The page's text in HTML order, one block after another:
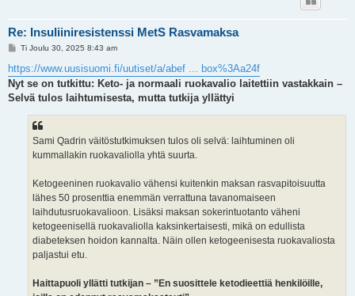
Re: Insuliiniresistenssi MetS Rasvamaksa
V
e
s
t
i
Ti Joulu 30, 2025 8:43 am
https://www.uusisuomi.fi/uutiset/a/abef ... box%3Aa24f
Nyt se on tutkittu: Keto- ja normaali ruokavalio laitettiin vastakkain –
Selvä tulos laihtumisesta, mutta tutkija yllättyi
Sami Qadrin väitöstutkimuksen tulos oli selvä: laihtuminen oli
kummallakin ruokavaliolla yhtä suurta.
Ketogeeninen ruokavalio vähensi kuitenkin maksan rasvapitoisuutta
lähes 50 prosenttia enemmän verrattuna tavanomaiseen
laihdutusruokavalioon. Lisäksi maksan sokerintuotanto väheni
ketogeenisellä ruokavaliolla kaksinkertaisesti, mikä on edullista
diabeteksen hoidon kannalta. Näin ollen ketogeenisesta ruokavaliosta
paljastui etu.
Haittapuoli yllätti tutkijan – ”En suosittele ketodieettiä henkilöille,